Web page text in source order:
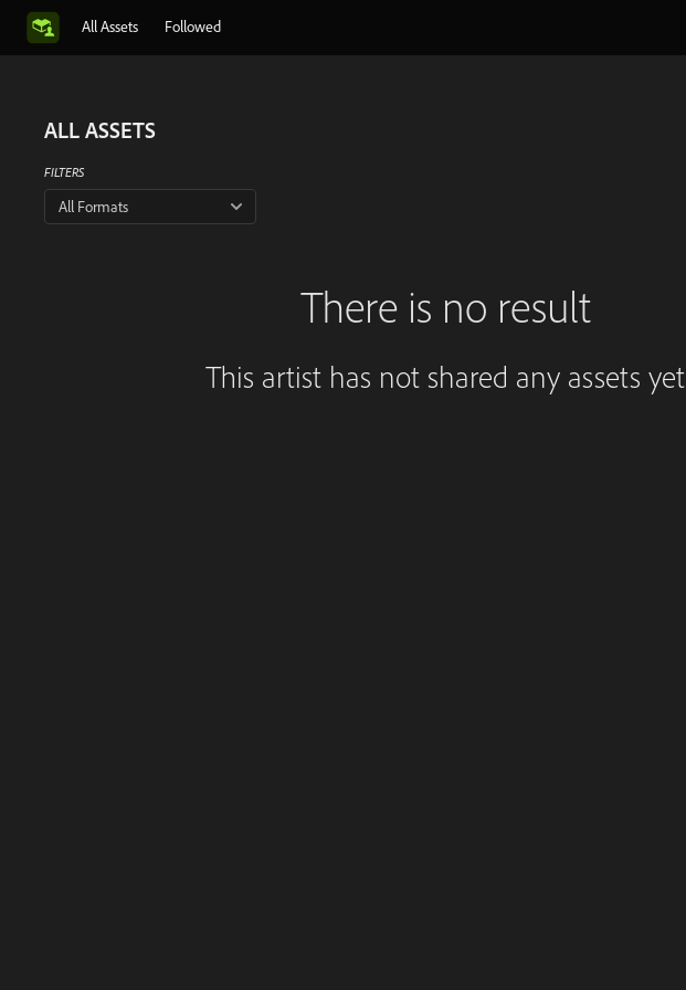
All Assets Followed
ALL ASSETS
FILTERS
All Formats
There is no result
This artist has not shared any assets yet